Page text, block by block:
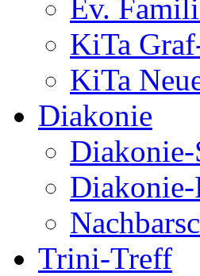
Ev.
KiTa
KiTa
Diakonie
Trini-Treff